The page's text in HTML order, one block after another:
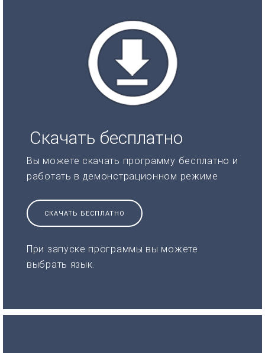
Скачать бесплатно
Вы можете скачать программу бесплатно и
работать в демонстрационном режиме
СКАЧАТЬ БЕСПЛАТНО
При запуске программы вы можете
выбрать язык.